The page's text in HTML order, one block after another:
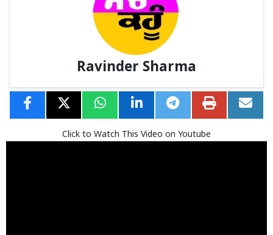
Ravinder Sharma
Click to Watch This Video on Youtube